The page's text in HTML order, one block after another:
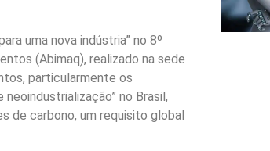
uma nova indústria” no 8º
(Abimaq), realizado na sede
particularmente os
no Brasil,
de carbono, um requisito global